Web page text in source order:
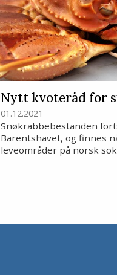
Nytt kvoteråd for
01.12.2021
Snøkrabbebestanden
Barentshavet, og finnes
leveområder på norsk